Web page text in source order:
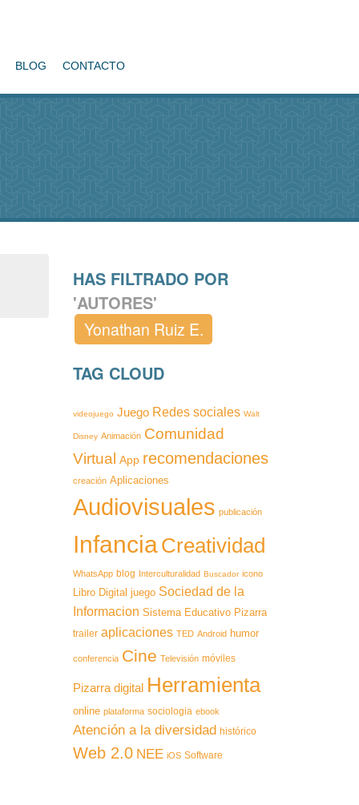
BLOG CONTACTO
HAS FILTRADO POR
'AUTORES'
Yonathan Ruiz E.
TAG CLOUD
videojuego Juego Redes sociales Walt
Disney Animación Comunidad
Virtual App recomendaciones
creación Aplicaciones
Audiovisuales publicación
InfanciaCreatividad
WhatsApp blog Interculturalidad Buscador icono
Libro Digital juego Sociedad de la
Informacion Sistema Educativo Pizarra
trailer aplicaciones TED Android humor
conferencia Cine Televisión móviles
Pizarra digital Herramienta
online plataforma sociologia ebook
Atención a la diversidad histórico
Web 2.0 NEE iOS Software